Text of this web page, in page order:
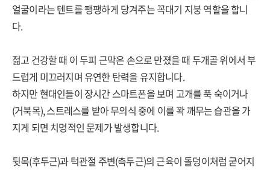
얼굴이라는 텐트를 팽팽하게 당겨주는 꼭대기 지붕 역할을 합니
다.
젊고 건강할 때 이 두피 근막은 손으로 만졌을 때 두개골 위에서 부
드럽게 미끄러지며 유연한 탄력을 유지합니다.
하지만 현대인들이 장시간 스마트폰을 보며 고개를 푹 숙이거나
(거북목), 스트레스를 받아 무의식 중에 이를 꽉 깨무는 습관을 가
지게 되면 치명적인 문제가 발생합니다.
뒷목(후두근)과 턱관절 주변(측두근)의 근육이 돌덩이처럼 굳어지